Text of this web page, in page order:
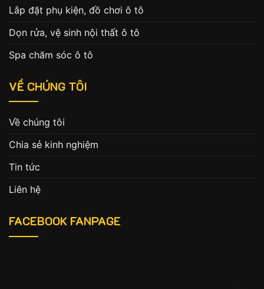
Lắp đặt phụ kiện, đồ chơi ô tô
Dọn rửa, vệ sinh nội thất ô tô
Spa chăm sóc ô tô
VỀ CHÚNG TÔI
Về chúng tôi
Chia sẻ kinh nghiệm
Tin tức
Liên hệ
FACEBOOK FANPAGE